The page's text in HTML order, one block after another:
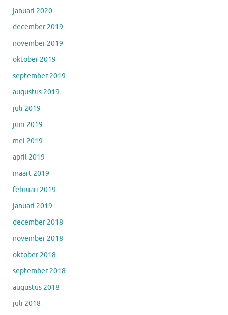
januari 2020
december 2019
november 2019
oktober 2019
september 2019
augustus 2019
juli 2019
juni 2019
mei 2019
april 2019
maart 2019
februari 2019
januari 2019
december 2018
november 2018
oktober 2018
september 2018
augustus 2018
juli 2018